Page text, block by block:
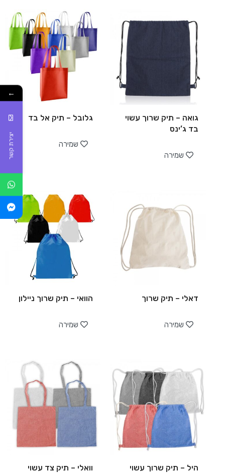
גואה – תיק שרוך עשוי
בד ג’ינס
שמירה
גלובל – תיק אל בד
שמירה
דאלי – תיק שרוך
שמירה
הוואי – תיק שרוך ניילון
שמירה
היל – תיק שרוך עשוי
וואלי – תיק צד עשוי
←
יצירת קשר